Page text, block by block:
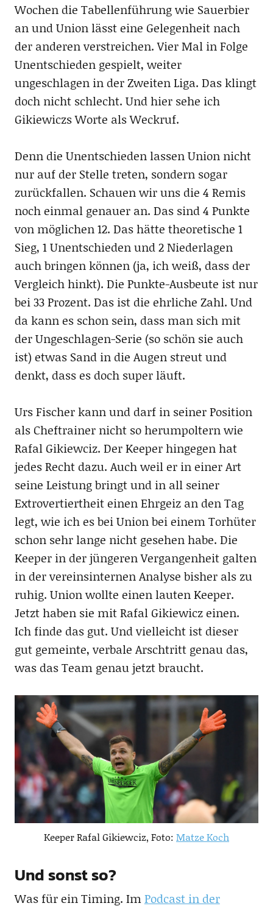
Wochen die Tabellenführung wie Sauerbier
an und Union lässt eine Gelegenheit nach
der anderen verstreichen. Vier Mal in Folge
Unentschieden gespielt, weiter
ungeschlagen in der Zweiten Liga. Das klingt
doch nicht schlecht. Und hier sehe ich
Gikiewiczs Worte als Weckruf.
Denn die Unentschieden lassen Union nicht
nur auf der Stelle treten, sondern sogar
zurückfallen. Schauen wir uns die 4 Remis
noch einmal genauer an. Das sind 4 Punkte
von möglichen 12. Das hätte theoretische 1
Sieg, 1 Unentschieden und 2 Niederlagen
auch bringen können (ja, ich weiß, dass der
Vergleich hinkt). Die Punkte-Ausbeute ist nur
bei 33 Prozent. Das ist die ehrliche Zahl. Und
da kann es schon sein, dass man sich mit
der Ungeschlagen-Serie (so schön sie auch
ist) etwas Sand in die Augen streut und
denkt, dass es doch super läuft.
Urs Fischer kann und darf in seiner Position
als Cheftrainer nicht so herumpoltern wie
Rafal Gikiewciz. Der Keeper hingegen hat
jedes Recht dazu. Auch weil er in einer Art
seine Leistung bringt und in all seiner
Extrovertiertheit einen Ehrgeiz an den Tag
legt, wie ich es bei Union bei einem Torhüter
schon sehr lange nicht gesehen habe. Die
Keeper in der jüngeren Vergangenheit galten
in der vereinsinternen Analyse bisher als zu
ruhig. Union wollte einen lauten Keeper.
Jetzt haben sie mit Rafal Gikiewicz einen.
Ich finde das gut. Und vielleicht ist dieser
gut gemeinte, verbale Arschtritt genau das,
was das Team genau jetzt braucht.
Keeper Rafal Gikiewciz, Foto: Matze Koch
Und sonst so?
Was für ein Timing. ImPodcast in der